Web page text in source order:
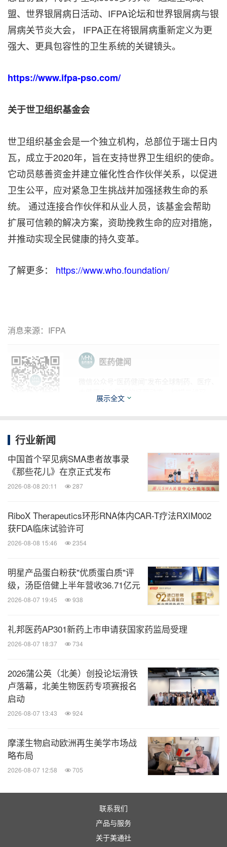
盟、世界银屑病日活动、IFPA论坛和世界银屑病与银
屑病关节炎大会， IFPA正在将银屑病重新定义为更
强大、更具包容性的卫生系统的关键镜头。
https://www.ifpa-pso.com/
关于世卫组织基金会
世卫组织基金会是一个独立机构，总部位于瑞士日内
瓦，成立于2020年，旨在支持世界卫生组织的使命。
它动员慈善资金并建立催化性合作伙伴关系，以促进
卫生公平，应对紧急卫生挑战并加强拯救生命的系
统。 通过连接合作伙伴和从业人员，该基金会帮助
扩展可信赖的解决方案，资助挽救生命的应对措施，
并推动实现全民健康的持久变革。
了解更多： https://www.who.foundation/
消息来源：IFPA
医药健闻
立即订阅！
关键词：健康护理与医院
分享到：
展示全文
行业新闻
中国首个罕见病SMA患者故事录
《那些花儿》在京正式发布
2026-08-08 20:11 287
RiboX Therapeutics环形RNA体内CAR-T疗法RXIM002
获FDA临床试验许可
2026-08-08 15:46 2354
明星产品蛋白粉获"优质蛋白质"评
级，汤臣倍健上半年营收36.71亿元
2026-08-07 19:45 938
礼邦医药AP301新药上市申请获国家药监局受理
2026-08-07 18:37 734
2026蒲公英（北美）创投论坛滑铁
卢落幕，北美生物医药专项赛报名
启动
2026-08-07 13:43 924
摩漾生物启动欧洲再生美学市场战
略布局
2026-08-07 12:58 705
联系我们
产品与服务
关于美通社